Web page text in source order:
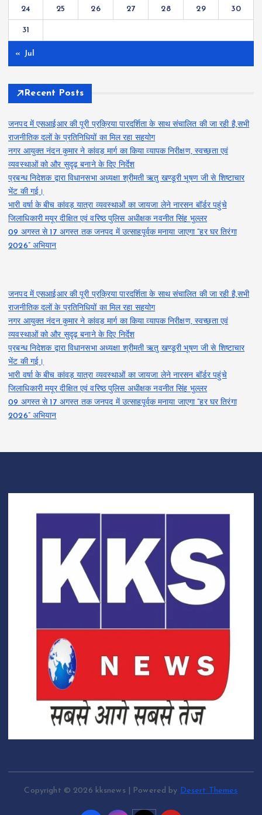
24 25 26 27 28 29 30
31
« Jul
Recent Posts
जनपद में एसआईआर की पूरी प्रक्रिया पारदर्शिता के साथ संचालित की जा रही है,सभी
राजनीतिक दलों के प्रतिनिधियों का मिल रहा सहयोग
नगर आयुक्त नंदन कुमार ने कांवड़ मार्ग का किया व्यापक निरीक्षण, स्वच्छता एवं
व्यवस्थाओं को और सुदृढ़ बनाने के दिए निर्देश
प्रबन्ध निदेशक द्वारा विधानसभा अध्यक्षा श्रीमती ऋतु खण्डूरी भूषण जी से शिष्टाचार
भेंट की गई।
भारी वर्षा के बीच कांवड़ यात्रा व्यवस्थाओं का जायजा लेने नारसन बॉर्डर पहुंचे
जिलाधिकारी मयूर दीक्षित एवं वरिष्ठ पुलिस अधीक्षक नवनीत सिंह भुल्लर
09 अगस्त से 17 अगस्त तक जनपद में उत्साहपूर्वक मनाया जाएगा “हर घर तिरंगा
2026” अभियान
जनपद में एसआईआर की पूरी प्रक्रिया पारदर्शिता के साथ संचालित की जा रही है,सभी
राजनीतिक दलों के प्रतिनिधियों का मिल रहा सहयोग
नगर आयुक्त नंदन कुमार ने कांवड़ मार्ग का किया व्यापक निरीक्षण, स्वच्छता एवं
व्यवस्थाओं को और सुदृढ़ बनाने के दिए निर्देश
प्रबन्ध निदेशक द्वारा विधानसभा अध्यक्षा श्रीमती ऋतु खण्डूरी भूषण जी से शिष्टाचार
भेंट की गई।
भारी वर्षा के बीच कांवड़ यात्रा व्यवस्थाओं का जायजा लेने नारसन बॉर्डर पहुंचे
जिलाधिकारी मयूर दीक्षित एवं वरिष्ठ पुलिस अधीक्षक नवनीत सिंह भुल्लर
09 अगस्त से 17 अगस्त तक जनपद में उत्साहपूर्वक मनाया जाएगा “हर घर तिरंगा
2026” अभियान
Copyright © 2026 kksnews | Powered by Desert Themes